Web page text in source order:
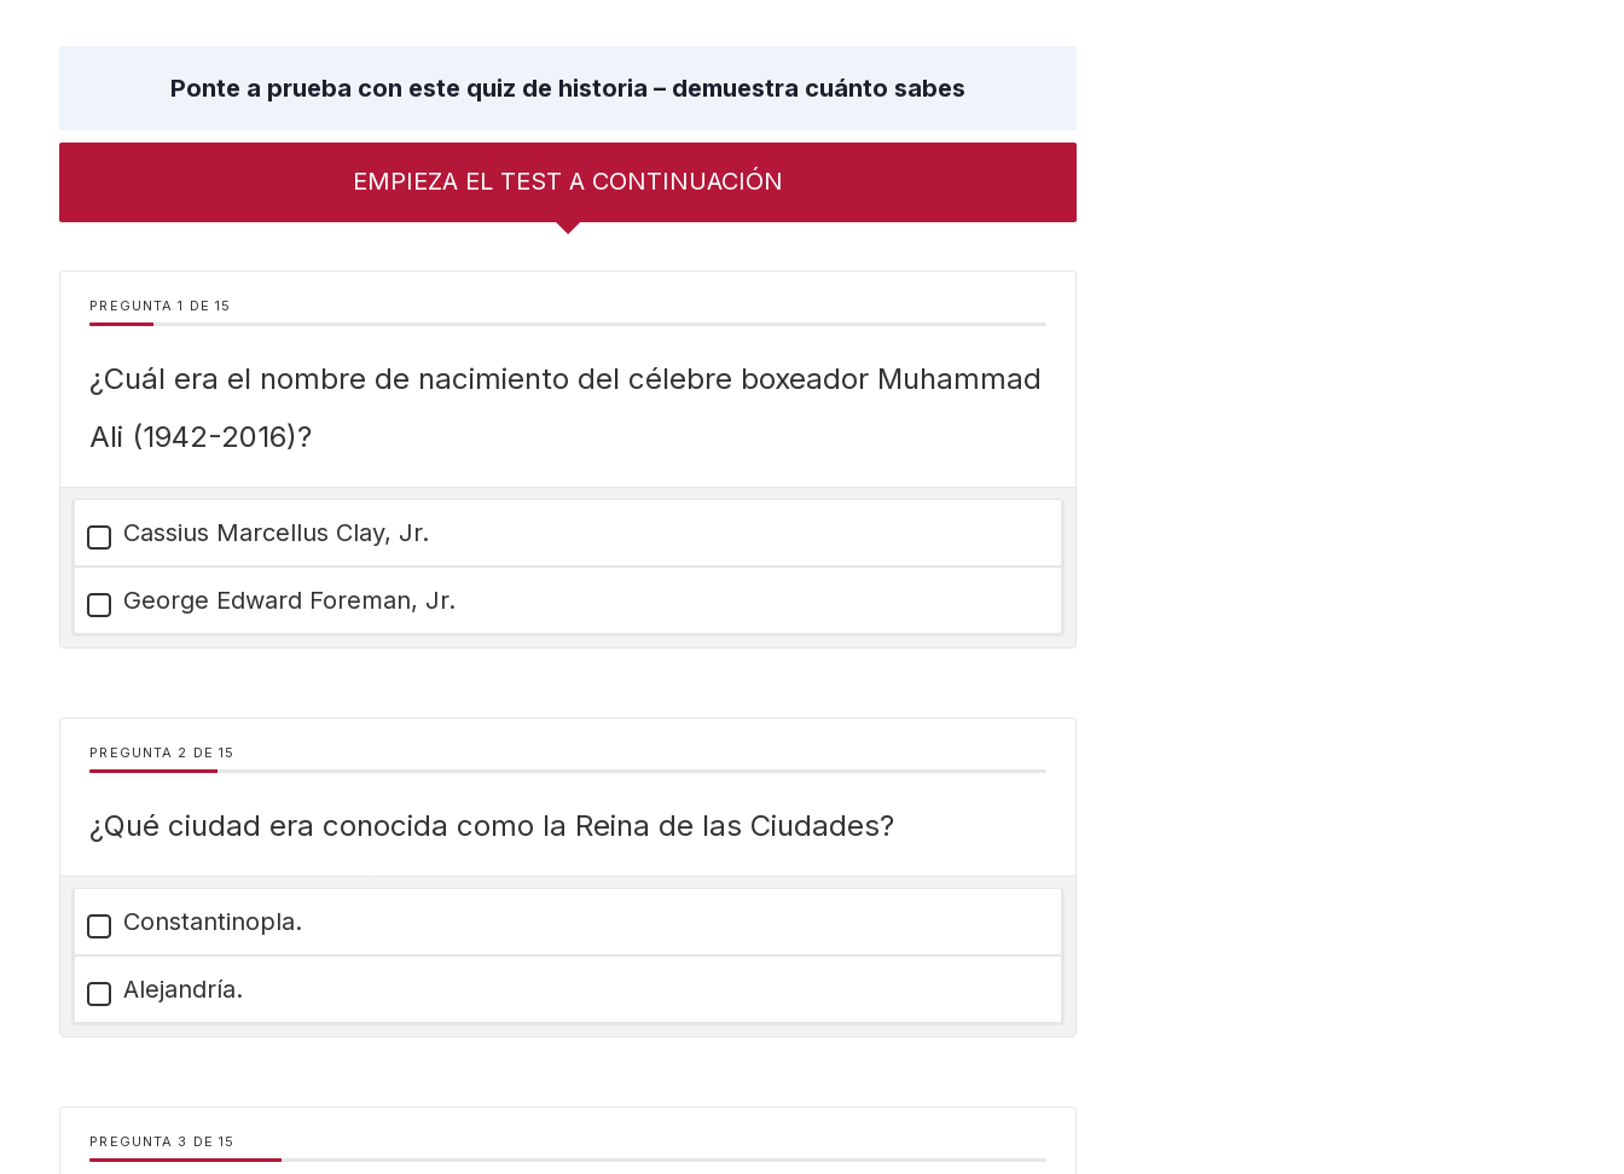
Ponte a prueba con este quiz de historia – demuestra cuánto sabes
EMPIEZA EL TEST A CONTINUACIÓN
PREGUNTA DE 15
¿Cuál era el nombre de nacimiento del célebre boxeador Muhammad
Ali (1942-2016)?
Cassius Marcellus Clay, Jr.
George Edward Foreman, Jr.
PREGUNTA DE 15
¿Qué ciudad era conocida como la Reina de las Ciudades?
Constantinopla.
Alejandría.
PREGUNTA DE 15